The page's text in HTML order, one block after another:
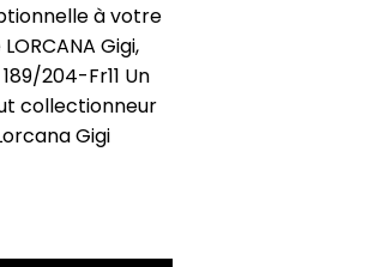
à votre
Gigi,
204-Fr11 Un
collectionneur
Gigi
Premier prix de la neige 189/204-Fr11